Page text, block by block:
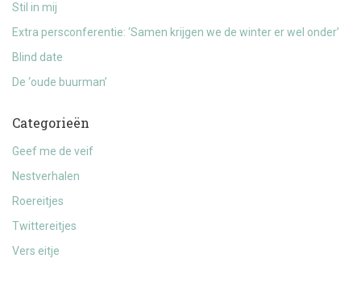
Stil in mij
Extra persconferentie: ‘Samen krijgen we de winter er wel onder’
Blind date
De ‘oude buurman’
Categorieën
Geef me de veif
Nestverhalen
Roereitjes
Twittereitjes
Vers eitje